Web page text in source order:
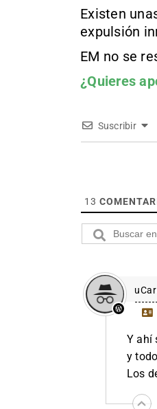
Existen
expulsión
EM no se
¿Quieres
Suscribir
13
Y ahí
y
Los